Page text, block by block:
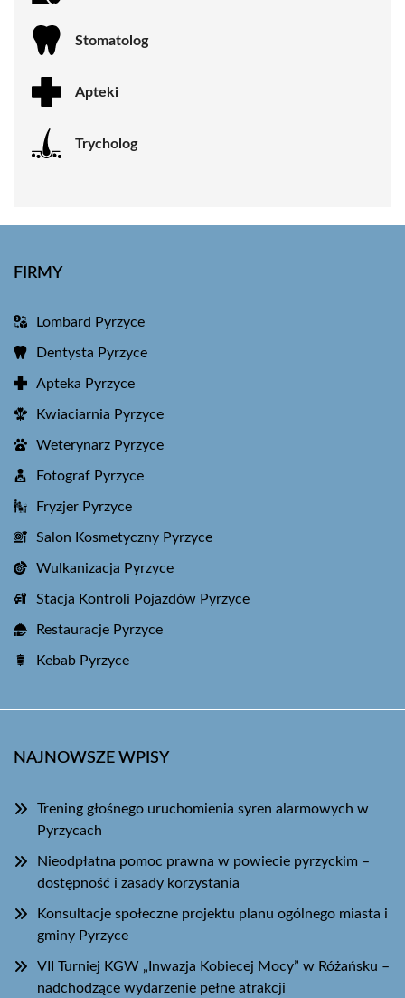
Stomatolog
Apteki
Trycholog
FIRMY
Lombard Pyrzyce
Dentysta Pyrzyce
Apteka Pyrzyce
Kwiaciarnia Pyrzyce
Weterynarz Pyrzyce
Fotograf Pyrzyce
Fryzjer Pyrzyce
Salon Kosmetyczny Pyrzyce
Wulkanizacja Pyrzyce
Stacja Kontroli Pojazdów Pyrzyce
Restauracje Pyrzyce
Kebab Pyrzyce
NAJNOWSZE WPISY
Trening głośnego uruchomienia syren alarmowych w
Pyrzycach
Nieodpłatna pomoc prawna w powiecie pyrzyckim –
dostępność i zasady korzystania
Konsultacje społeczne projektu planu ogólnego miasta i
gminy Pyrzyce
VII Turniej KGW „Inwazja Kobiecej Mocy” w Różańsku –
nadchodzące wydarzenie pełne atrakcji